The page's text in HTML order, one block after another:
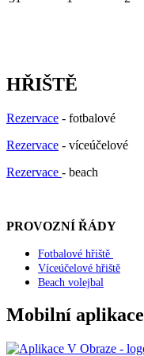
HŘIŠTĚ
Rezervace - fotbalové
Rezervace - víceúčelové
Rezervace - beach
PROVOZNÍ ŘÁDY
Fotbalové hřiště
Víceúčelové hřiště
Beach volejbal
Mobilní aplikace